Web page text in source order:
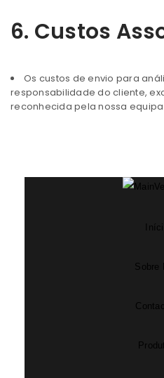
6. Custos
Os custos de envio para
responsabilidade do cliente,
reconhecida pela nossa
Sobre